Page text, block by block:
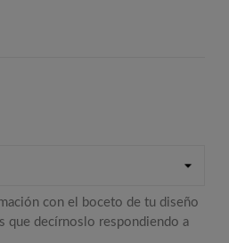
con el boceto de tu diseño
que decírnoslo respondiendo a